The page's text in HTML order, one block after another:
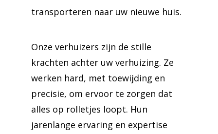
transporteren naar uw nieuwe huis.
Onze verhuizers zijn de stille
krachten achter uw verhuizing. Ze
werken hard, met toewijding en
precisie, om ervoor te zorgen dat
alles op rolletjes loopt. Hun
jarenlange ervaring en expertise